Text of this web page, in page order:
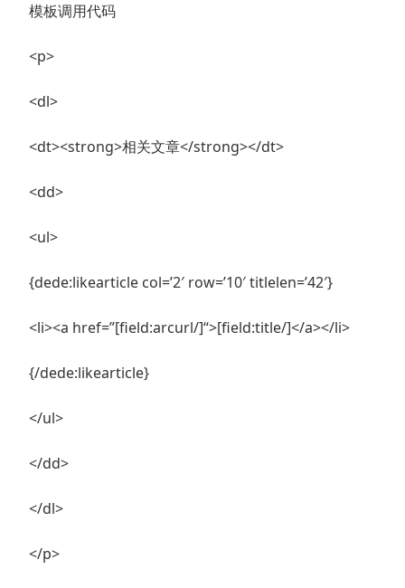
模板调用代码
<p>
<dl>
<dt><strong>相关文章</strong></dt>
<dd>
<ul>
{dede:likearticle col=’2′ row=’10′ titlelen=’42′}
<li><a href=”[field:arcurl/]“>[field:title/]</a></li>
{/dede:likearticle}
</ul>
</dd>
</dl>
</p>